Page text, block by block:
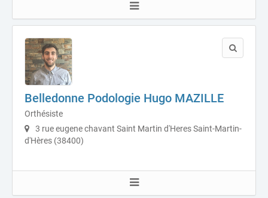
Belledonne Podologie Hugo MAZILLE
Orthésiste
3 rue eugene chavant Saint Martin d'Heres Saint-Martin-
d'Hères (38400)